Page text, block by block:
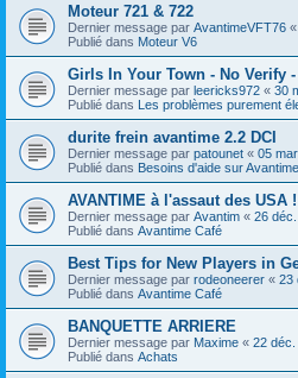
Moteur 721 & 722
Dernier message par AvantimeVFT76 «
Publié dans Moteur V6
Girls In Your Town - No Verify
Dernier message par leericks972 « 30
Publié dans Les problèmes purement
durite frein avantime 2.2 DCI
Dernier message par patounet « 05
Publié dans Besoins d'aide sur
AVANTIME à l'assaut des USA !
Dernier message par Avantim « 26
Publié dans Avantime Café
Best Tips for New Players in
Dernier message par rodeoneerer « 23
Publié dans Avantime Café
BANQUETTE ARRIERE
Dernier message par Maxime « 22 déc.
Publié dans Achats